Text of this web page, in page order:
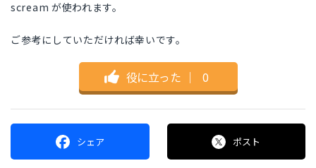
scream が使われます。
ご参考にしていただければ幸いです。
役に立った ｜ 0
シェア ポスト